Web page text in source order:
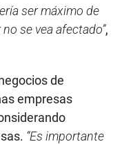
ser máximo de
se vea afectado”,
de
empresas
“Es importante